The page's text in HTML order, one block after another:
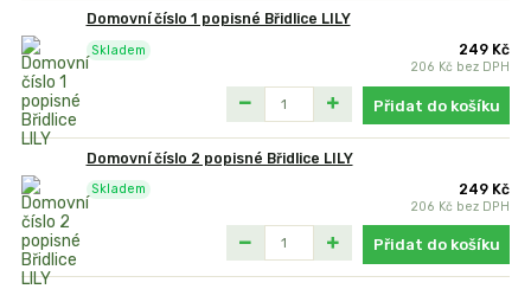
Domovní číslo 1 popisné Břidlice LILY
249 Kč
206 Kč bez DPH
Skladem
Přidat do košíku
Domovní číslo 2 popisné Břidlice LILY
249 Kč
206 Kč bez DPH
Skladem
Přidat do košíku